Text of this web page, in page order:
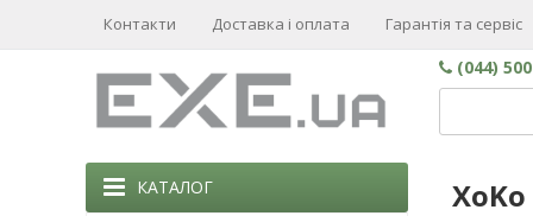
Контакти Доставка і оплата Гарантія та сервіс
(044)
КАТАЛОГ XoKo